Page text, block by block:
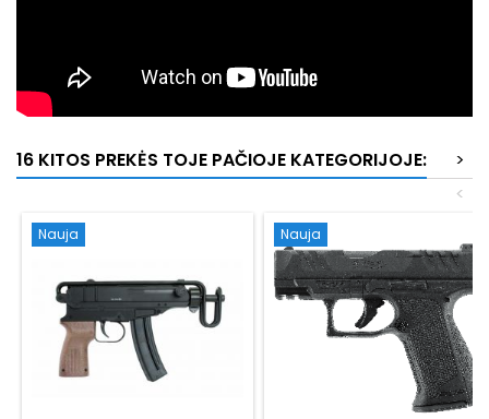
16 KITOS PREKĖS TOJE PAČIOJE KATEGORIJOJE:
>
<
Nauja Nauja